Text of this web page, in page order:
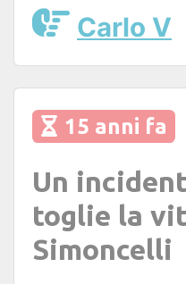
Carlo V
15 anni fa
Un
toglie la
Simoncelli